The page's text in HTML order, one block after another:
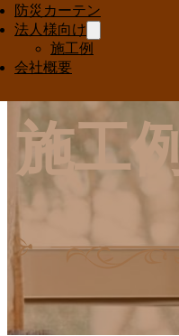
防災カーテン
法人様向け
施工例
会社概要
Interior Ota
施工例